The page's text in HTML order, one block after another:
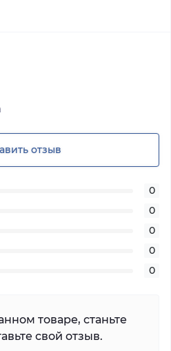
отзыв
0
0
0
0
0
товаре, станьте
свой отзыв.